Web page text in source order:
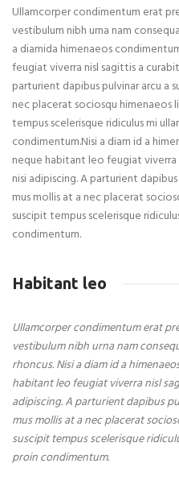
Ullamcorper condimentum erat
vestibulum nibh urna nam
a diamida himenaeos
feugiat viverra nisl sagittis a
parturient dapibus pulvinar arcu a
nec placerat sociosqu himenaeos
tempus scelerisque ridiculus mi
condimentum.Nisi a diam id a
neque habitant leo feugiat
nisi adipiscing. A parturient
mus mollis at a nec placerat
suscipit tempus scelerisque
condimentum.
Habitant leo
Ullamcorper condimentum erat
vestibulum nibh urna nam
rhoncus. Nisi a diam id a
habitant leo feugiat viverra nisl
adipiscing. A parturient dapibus
mus mollis at a nec placerat
suscipit tempus scelerisque
proin condimentum.